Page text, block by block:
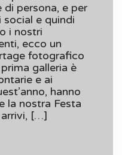
di persona, e per
social e quindi
i nostri
ecco un
fotografico
galleria è
e ai
hanno
la nostra Festa
arrivi, […]